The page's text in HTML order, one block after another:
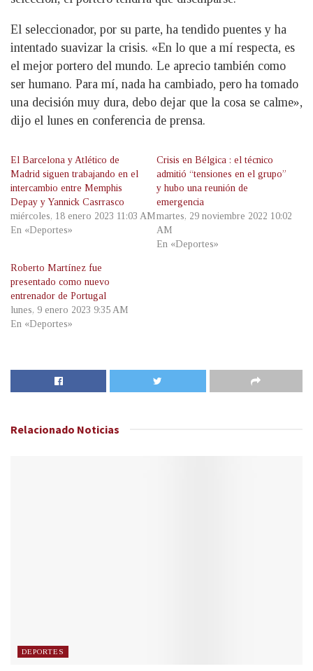
El seleccionador, por su parte, ha tendido puentes y ha
intentado suavizar la crisis. «En lo que a mí respecta, es
el mejor portero del mundo. Le aprecio también como
ser humano. Para mí, nada ha cambiado, pero ha tomado
una decisión muy dura, debo dejar que la cosa se calme»,
dijo el lunes en conferencia de prensa.
El Barcelona y Atlético de
Madrid siguen trabajando en el
intercambio entre Memphis
Depay y Yannick Casrrasco
miércoles, 18 enero 2023 11:03 AM
En «Deportes»
Crisis en Bélgica : el técnico
admitió “tensiones en el grupo”
y hubo una reunión de
emergencia
martes, 29 noviembre 2022 10:02
AM
En «Deportes»
Roberto Martínez fue
presentado como nuevo
entrenador de Portugal
lunes, 9 enero 2023 9:35 AM
En «Deportes»
Relacionado Noticias
DEPORTES